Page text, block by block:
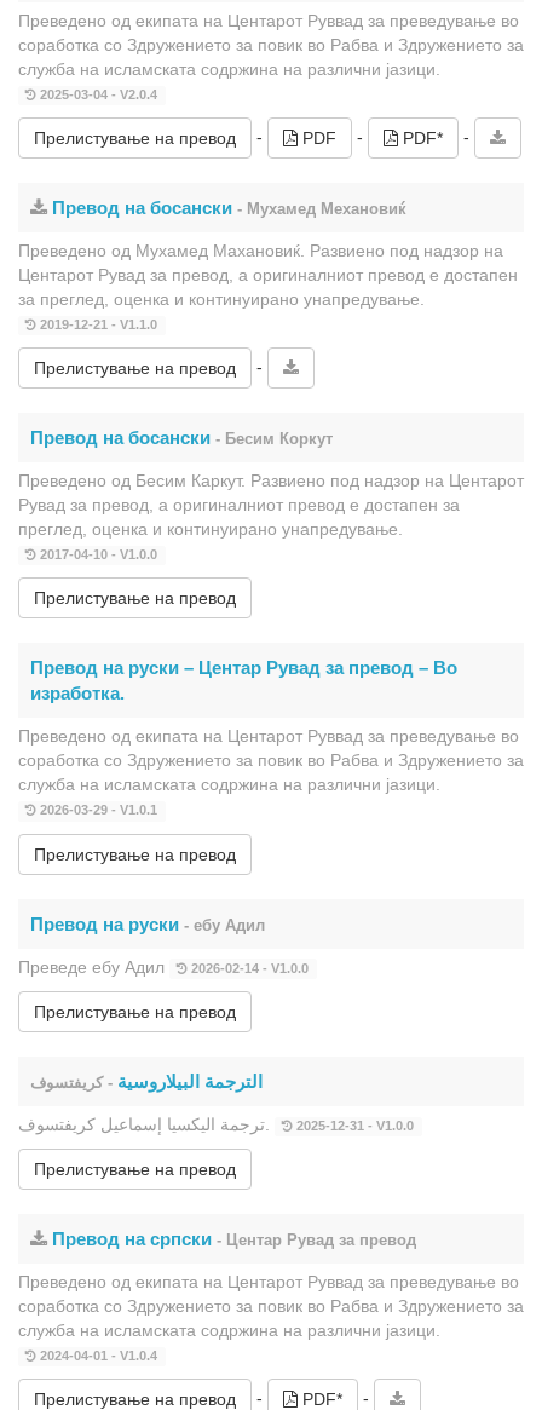
Преведено од екипата на Центарот Руввад за преведување во
соработка со Здружението за повик во Рабва и Здружението за
служба на исламската содржина на различни јазици.
2025-03-04 - V2.0.4
Прелистување на превод - PDF - PDF* -
Превод на босански - Мухамед Механовиќ
Преведено од Мухамед Махановиќ. Развиено под надзор на
Центарот Рувад за превод, а оригиналниот превод е достапен
за преглед, оценка и континуирано унапредување.
2019-12-21 - V1.1.0
Прелистување на превод -
Превод на босански - Бесим Коркут
Преведено од Бесим Каркут. Развиено под надзор на Центарот
Рувад за превод, а оригиналниот превод е достапен за
преглед, оценка и континуирано унапредување.
2017-04-10 - V1.0.0
Прелистување на превод
Превод на руски – Центар Рувад за превод – Во
изработка.
Преведено од екипата на Центарот Руввад за преведување во
соработка со Здружението за повик во Рабва и Здружението за
служба на исламската содржина на различни јазици.
2026-03-29 - V1.0.1
Прелистување на превод
Превод на руски - ебу Адил
Преведе ебу Адил 2026-02-14 - V1.0.0
Прелистување на превод
الترجمة البيلاروسية - كريفتسوف
2025-12-31 - V1.0.0
Прелистување на превод
Превод на српски - Центар Рувад за превод
Преведено од екипата на Центарот Руввад за преведување во
соработка со Здружението за повик во Рабва и Здружението за
служба на исламската содржина на различни јазици.
2024-04-01 - V1.0.4
Прелистување на превод - PDF* -